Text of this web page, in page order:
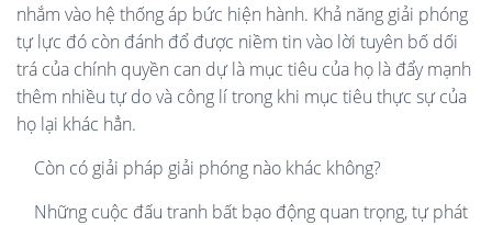
nhắm vào hệ thống áp bức hiện hành. Khả năng giải phóng
tự lực đó còn đánh đổ được niềm tin vào lời tuyên bố dối
trá của chính quyền can dự là mục tiêu của họ là đẩy mạnh
thêm nhiều tự do và công lí trong khi mục tiêu thực sự của
họ lại khác hẳn.
Còn có giải pháp giải phóng nào khác không?
Những cuộc đấu tranh bất bạo động quan trọng, tự phát